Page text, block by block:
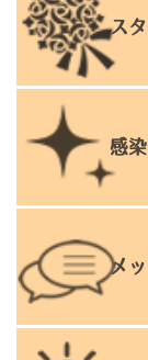
ス
感
メ